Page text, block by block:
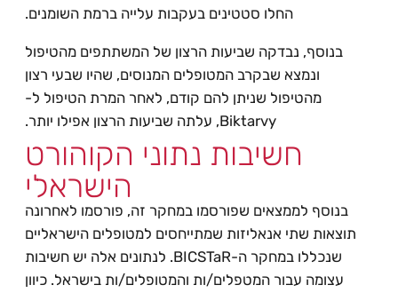
החלו סטטינים בעקבות עלייה ברמת השומנים.
בנוסף, נבדקה שביעות הרצון של המשתתפים מהטיפול
ונמצא שבקרב המטופלים המנוסים, שהיו שבעי רצון
מהטיפול שניתן להם קודם, לאחר המרת הטיפול ל-
Biktarvy, עלתה שביעות הרצון אפילו יותר.
חשיבות נתוני הקוהורט
הישראלי
בנוסף לממצאים שפורסמו במחקר זה, פורסמו לאחרונה
תוצאות שתי אנאליזות שמתייחסים למטופלים הישראליים
שנכללו במחקר ה-BICSTaR. לנתונים אלה יש חשיבות
עצומה עבור המטפלים/ות והמטופלים/ות בישראל. כיוון